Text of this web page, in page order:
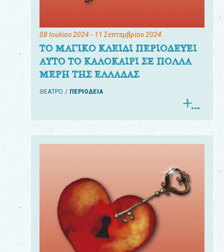
08 Ιουλίου 2024- 11 Σεπτεμβρίου 2024
ΤΟ ΜΑΓΙΚΟ ΚΛΕΙΔΙ ΠΕΡΙΟΔΕΥΕΙ
ΑΥΤΟ ΤΟ ΚΑΛΟΚΑΙΡΙ ΣΕ ΠΟΛΛΑ
ΜΕΡΗ ΤΗΣ ΕΛΛΑΔΑΣ
ΘΕΑΤΡΟ ΠΕΡΙΟΔΕΙΑ